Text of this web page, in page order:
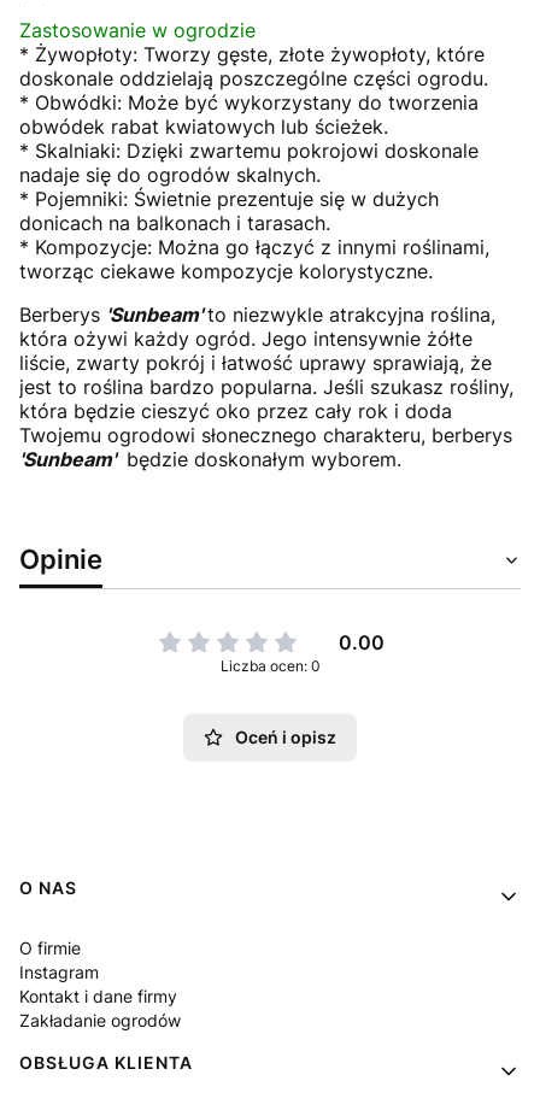
Zastosowanie w ogrodzie
* Żywopłoty: Tworzy gęste, złote żywopłoty, które
doskonale oddzielają poszczególne części ogrodu.
* Obwódki: Może być wykorzystany do tworzenia
obwódek rabat kwiatowych lub ścieżek.
* Skalniaki: Dzięki zwartemu pokrojowi doskonale
nadaje się do ogrodów skalnych.
* Pojemniki: Świetnie prezentuje się w dużych
donicach na balkonach i tarasach.
* Kompozycje: Można go łączyć z innymi roślinami,
tworząc ciekawe kompozycje kolorystyczne.
Berberys 'Sunbeam' to niezwykle atrakcyjna roślina,
która ożywi każdy ogród. Jego intensywnie żółte
liście, zwarty pokrój i łatwość uprawy sprawiają, że
jest to roślina bardzo popularna. Jeśli szukasz rośliny,
która będzie cieszyć oko przez cały rok i doda
Twojemu ogrodowi słonecznego charakteru, berberys
'Sunbeam' będzie doskonałym wyborem.
Opinie
0.00
Liczba ocen: 0
Oceń i opisz
Linki w stopce
O NAS
O firmie
Instagram
Kontakt i dane firmy
Zakładanie ogrodów
OBSŁUGA KLIENTA